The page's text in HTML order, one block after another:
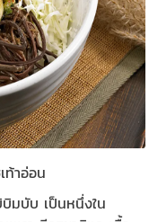
าอ่อน
มบับ เป็นหนึ่งใน